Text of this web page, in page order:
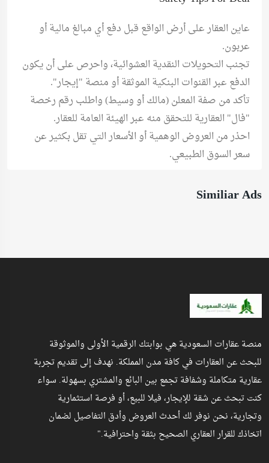
عاين العقار على أرض الواقع قبل دفع أي مبالغ مالية أو
عربون.
تجنب التحويلات النقدية العشوائية، واحرص على أن يكون
الدفع عبر القنوات البنكية الموثقة أو منصة "إيجار".
تأكد من صفة المعلن (مالك أو وسيط) واطلب رقم رخصة
"فال" العقارية للتحقق منه عبر الهيئة العامة للعقار.
احذر من العروض الوهمية أو الأسعار التي تقل بكثير عن
سعر السوق الطبيعي.
Similiar Ads
منصة عقارات السعودية هي بوابتك الرقمية الأولى والموثوقة
للبحث عن العقارات في كافة مدن المملكة. نهدف إلى تقديم تجربة
عقارية متكاملة وشفافة تجمع بين البائع والمشتري بسهولة. سواء
كنت تبحث عن شقة للإيجار، فيلا للبيع، أو فرصة استثمارية
وتجارية، نحن نوفر لك أحدث العروض وأدق التفاصيل لضمان
اتخاذك للقرار العقاري الصحيح بثقة واحترافية."